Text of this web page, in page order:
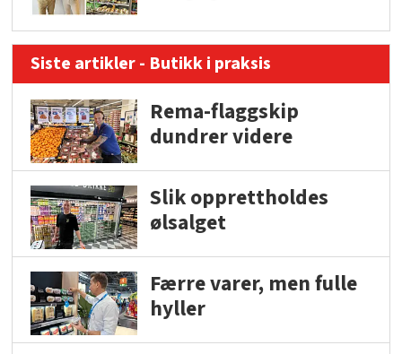
Siste artikler - Butikk i praksis
Rema-flaggskip
dundrer videre
Slik opprettholdes
ølsalget
Færre varer, men fulle
hyller